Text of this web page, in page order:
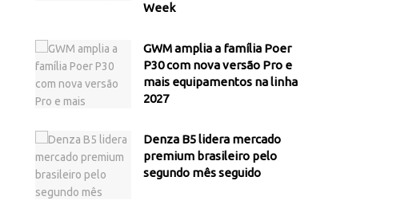
Week
GWM amplia a família Poer
P30 com nova versão Pro e
mais equipamentos na linha
2027
Denza B5 lidera mercado
premium brasileiro pelo
segundo mês seguido